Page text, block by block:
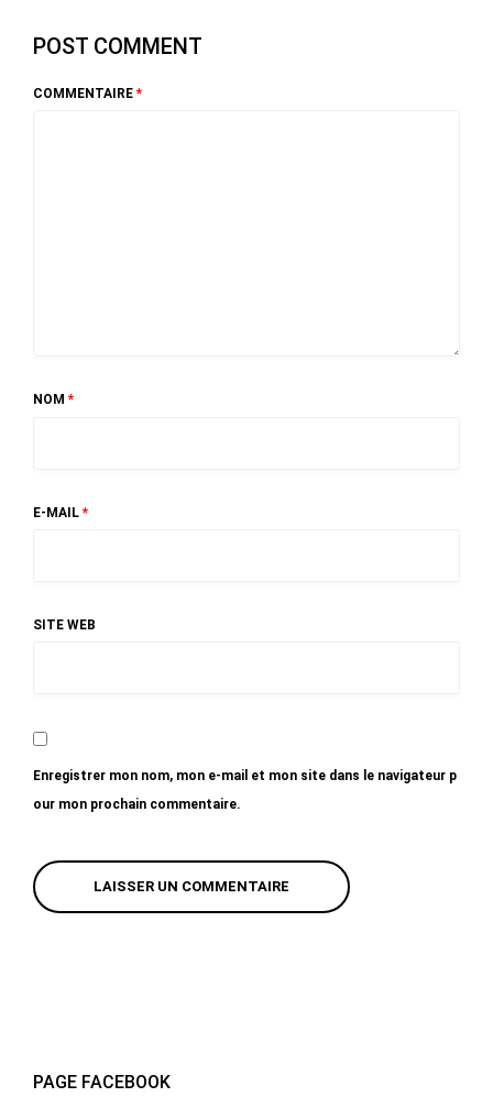
POST COMMENT
COMMENTAIRE *
NOM *
E-MAIL *
SITE WEB
Enregistrer mon nom, mon e-mail et mon site dans le navigateur p
our mon prochain commentaire.
PAGE FACEBOOK